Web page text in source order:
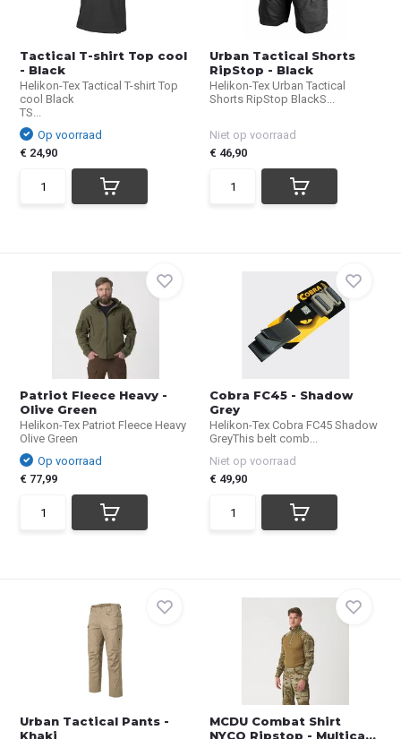
Tactical T-shirt Top cool
- Black
Helikon-Tex Tactical T-shirt Top
cool Black
TS...
Op voorraad
€ 24,90
Urban Tactical Shorts
RipStop - Black
Helikon-Tex Urban Tactical
Shorts RipStop BlackS...
Niet op voorraad
€ 46,90
Patriot Fleece Heavy -
Olive Green
Helikon-Tex Patriot Fleece Heavy
Olive Green
Op voorraad
€ 77,99
Cobra FC45 - Shadow
Grey
Helikon-Tex Cobra FC45 Shadow
GreyThis belt comb...
Niet op voorraad
€ 49,90
Urban Tactical Pants -
Khaki
MCDU Combat Shirt
NYCO Ripstop - Multica...